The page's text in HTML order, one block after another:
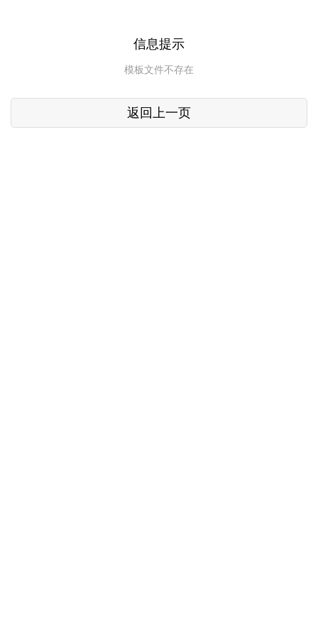
信息提示
模板文件不存在
返回上一页